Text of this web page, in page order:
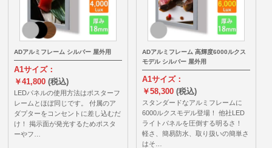
ADアルミフレーム シルバー 屋外用
A1サイズ：
￥41,800(税込)
LEDパネルの使用方法はポスターフ
レームとほぼ同じです。 付属のア
ダプターをコンセントに差し込むだ
け！ 掲示面が発光するためポスタ
ーやフ…
ADアルミフレーム 高輝度6000ルクス
モデル シルバー 屋外用
A1サイズ：
￥58,300 (税込)
スタンダードなアルミフレームに
6000ルクスモデル登場！ 他社LED
ライトパネルを圧倒する明るさ！
軽さ、簡易防水、取り扱いの簡単さ
はそ…